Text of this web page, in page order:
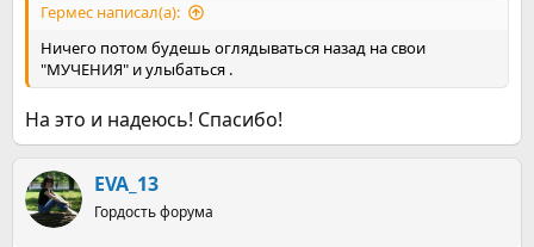
Гермес написал(а):
Ничего потом будешь оглядываться назад на свои
"МУЧЕНИЯ" и улыбаться .
На это и надеюсь! Спасибо!
EVA_13
Гордость форума